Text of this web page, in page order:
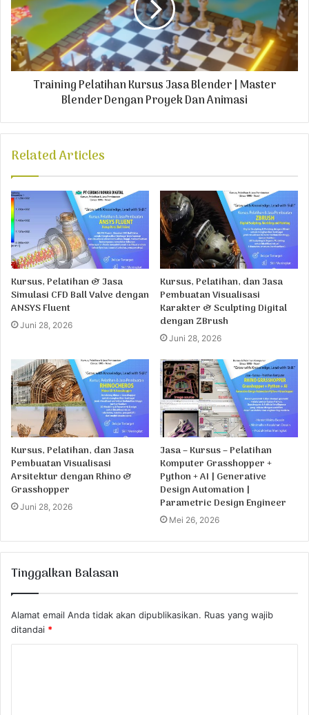
Training Pelatihan Kursus Jasa Blender | Master
Blender Dengan Proyek Dan Animasi
Related Articles
Kursus, Pelatihan & Jasa
Simulasi CFD Ball Valve dengan
ANSYS Fluent
Juni 28, 2026
Kursus, Pelatihan, dan Jasa
Pembuatan Visualisasi
Karakter & Sculpting Digital
dengan ZBrush
Juni 28, 2026
Kursus, Pelatihan, dan Jasa
Pembuatan Visualisasi
Arsitektur dengan Rhino &
Grasshopper
Juni 28, 2026
Jasa – Kursus – Pelatihan
Komputer Grasshopper +
Python + AI | Generative
Design Automation |
Parametric Design Engineer
Mei 26, 2026
Tinggalkan Balasan
Alamat email Anda tidak akan dipublikasikan. Ruas yang wajib
ditandai *